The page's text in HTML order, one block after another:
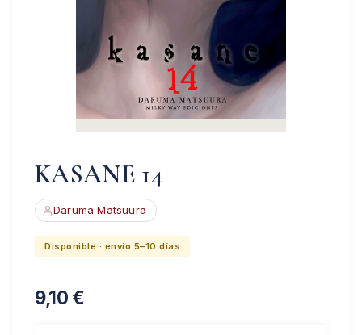
KASANE 14
Daruma Matsuura
Disponible · envío 5–10 días
9,10 €